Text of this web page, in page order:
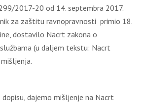
2017-20 od 14. septembra 2017.
za zaštitu ravnopravnosti primio 18.
dostavilo Nacrt zakona o
(u dalјem tekstu: Nacrt
dajemo mišlјenje na Nacrt